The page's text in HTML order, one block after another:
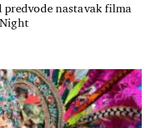
nastavak filma